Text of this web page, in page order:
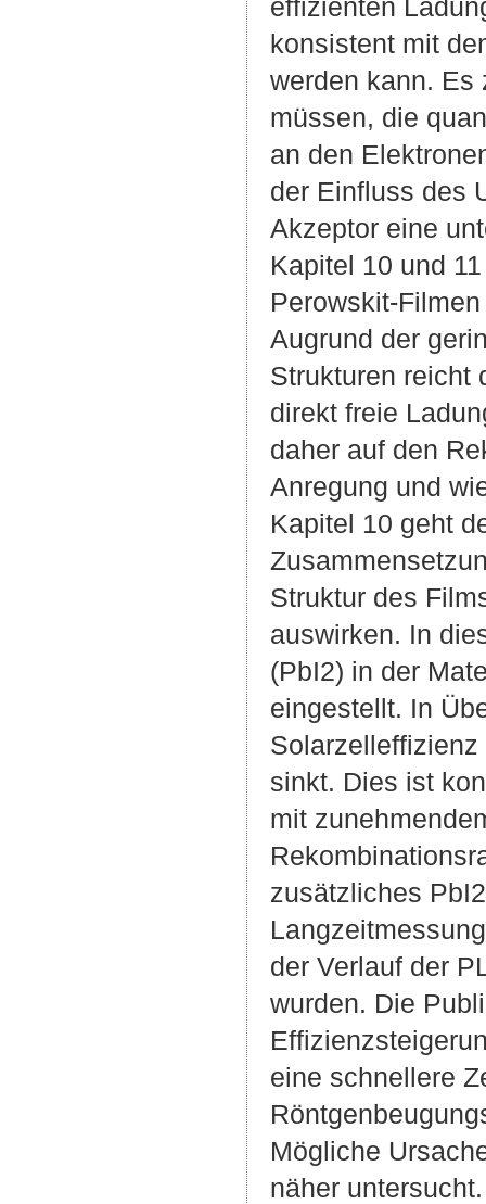
konsistent mit
werden kann. Es
müssen, die
an den
der Einfluss des
Akzeptor eine
Kapitel 10 und
Perowskit-
Augrund der
Strukturen reicht
direkt freie
daher auf den
Anregung und
Kapitel 10 geht
Struktur des
auswirken. In
(PbI2) in der
eingestellt. In
sinkt. Dies ist
mit
zusätzliches
der Verlauf der
wurden. Die
eine schnellere
Mögliche
näher